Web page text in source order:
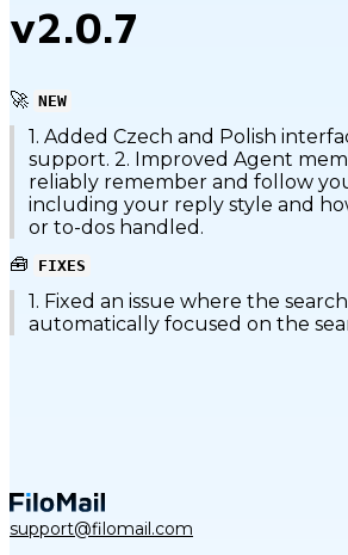
v2.0.7
🚀 NEW
1. Added Czech and Polish
support. 2. Improved Agent
reliably remember and follow
including your reply style and
or to-dos handled.
🧰
FIXES
1. Fixed an issue where the
automatically focused on the
support@filomail.com